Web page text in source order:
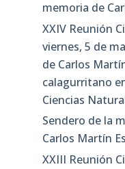
memoria de
XXIV Reunión
viernes, 5 de
de Carlos
calagurritano
Ciencias
Sendero de la
Carlos Martín
XXIII Reunión